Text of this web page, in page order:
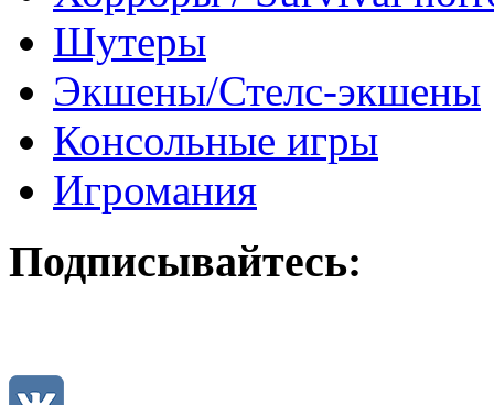
Шутеры
Экшены/Стелс-экшены
Консольные игры
Игромания
Подписывайтесь: